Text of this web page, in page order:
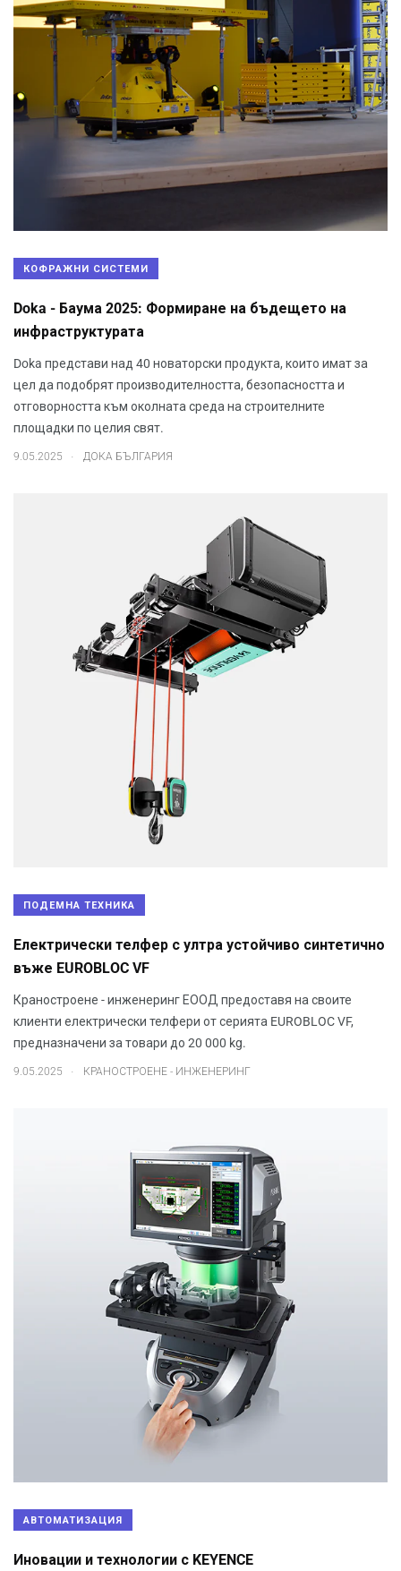
КОФРАЖНИ СИСТЕМИ
Doka - Баума 2025: Формиране на бъдещето на
инфраструктурата
Doka представи над 40 новаторски продукта, които имат за
цел да подобрят производителността, безопасността и
отговорността към околната среда на строителните
площадки по целия свят.
9.05.2025 . ДОКА БЪЛГАРИЯ
ПОДЕМНА ТЕХНИКА
Електрически телфер с ултра устойчиво синтетично
въже EUROBLOC VF
Краностроене - инженеринг ЕООД предоставя на своите
клиенти електрически телфери от серията EUROBLOC VF,
предназначени за товари до 20 000 kg.
9.05.2025 . КРАНОСТРОЕНЕ - ИНЖЕНЕРИНГ
АВТОМАТИЗАЦИЯ
Иновации и технологии с KEYENCE